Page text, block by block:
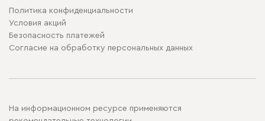
Политика конфиденциальности
Условия акций
Безопасность платежей
Cогласие на обработку персональных данных
На информационном ресурсе применяются